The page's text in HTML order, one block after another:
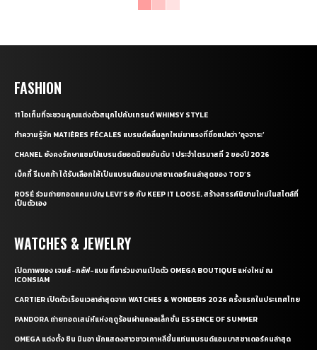
FASHION
11 ไอเท็มที่จะชวนคุณแต่งตัวสนุกไปกับเทรนด์ WHIMSY STYLE
ทำความรู้จัก MATIÈRES FÉCALES แบรนด์คลื่นลูกใหม่มาแรงที่ชื่อแปลว่า ‘อุจจาระ’
CHANEL ยังคงรักษาแชมป์แบรนด์ยอดนิยมอันดับ 1 ประจำไตรมาสที่ 2 ของปี 2026
เบ็คกี้ รีเบคก้า ได้รับเลือกให้เป็นแบรนด์แอมบาสซาเดอร์คนล่าสุดของ TOD’S
ROSÉ ร่วมถ่ายทอดแคมเปญ LEVI’S® กับ KEEP IT LOOSE. สร้างสรรค์นิยามใหม่ในสไตล์ที่
เป็นตัวเอง
WATCHES & JEWELRY
เปิดภาพของ เจมส์-กลัฟ-แบม ที่มาร่วมงานเปิดตัว OMEGA BOUTIQUE แห่งใหม่ ณ
ICONSIAM
CARTIER เปิดตัวเรือนเวลาล่าสุดจาก WATCHES & WONDERS 2026 ครั้งแรกในประเทศไทย
PANDORA ถ่ายทอดเสน่ห์แห่งฤดูร้อนผ่านคอลเล็กชั่น ESSENCE OF SUMMER
OMEGA แต่งตั้ง ชิน มินอา นักแสดงสาวชาวเกาหลีขึ้นแท่นแบรนด์แอมบาสซาเดอร์คนล่าสุด